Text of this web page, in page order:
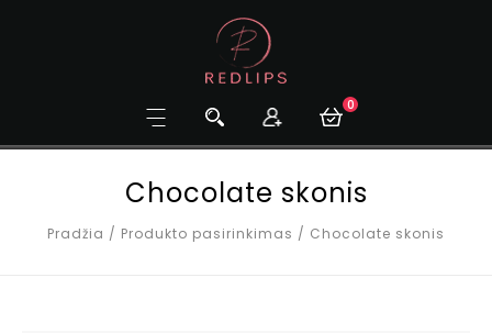
0
Chocolate skonis
Pradžia / Produkto pasirinkimas / Chocolate skonis